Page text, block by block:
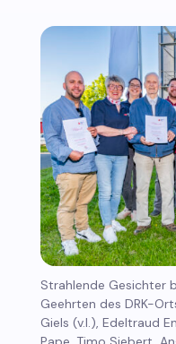
Strahlende Gesichter
Geehrten des DRK-
Giels (v.l.), Edeltraud